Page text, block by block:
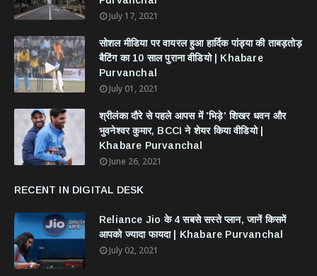
July 17, 2021
सोशल मीडिया पर वायरल हुआ हार्दिक पांड्या की ताबड़तोड़
बैटिंग का 10 साल पुराना वीडियो | Khabare
Purvanchal
July 01, 2021
श्रीलंका दौरे से पहले आपस में 'भिड़े' शिखर धवन और
भुवनेश्वर कुमार, BCCI ने शेयर किया वीडियो |
Khabare Purvanchal
June 26, 2021
RECENT IN DIGITAL DESK
Reliance Jio के 4 सबसे सस्ते प्लान, जानें किसमें
आपको ज्यादा फायदा | Khabare Purvanchal
July 02, 2021